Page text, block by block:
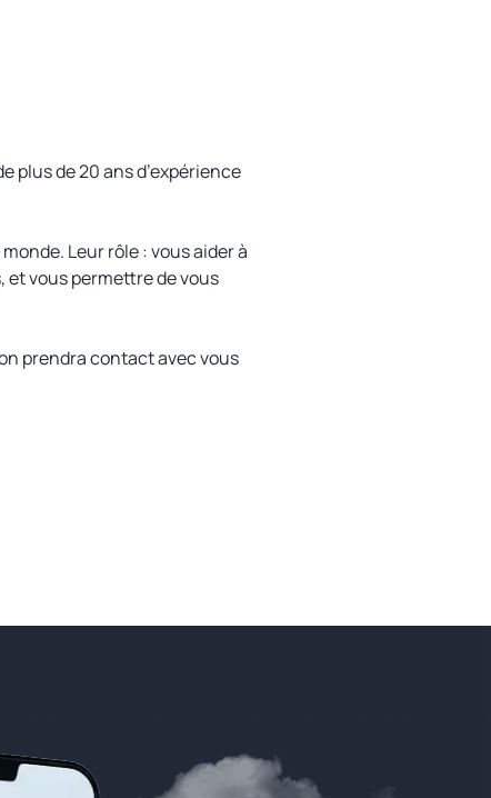
plus de 20 ans d’expérience
Leur rôle : vous aider à
vous permettre de vous
prendra contact avec vous